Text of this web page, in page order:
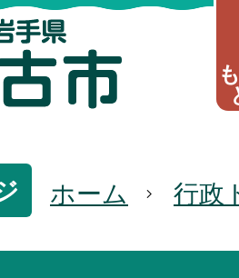
ホーム 行政